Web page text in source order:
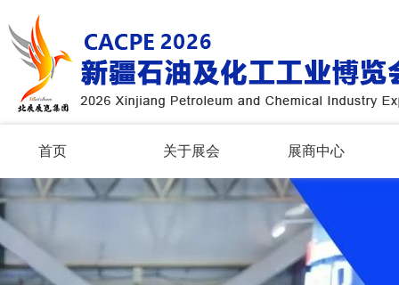
首页 关于展会 展商中心